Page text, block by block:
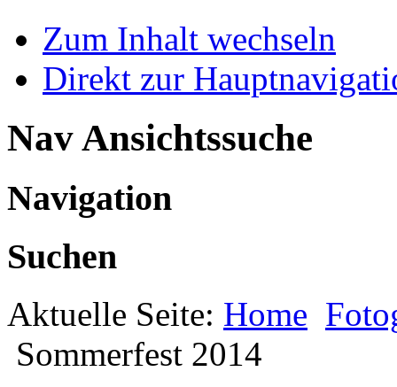
Zum Inhalt wechseln
Direkt zur
Nav Ansichtssuche
Navigation
Suchen
Aktuelle Seite: Home
Sommerfest 2014